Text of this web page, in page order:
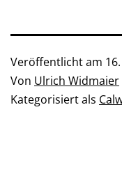
Veröffentlicht am
Von Ulrich Widmaier
Kategorisiert als